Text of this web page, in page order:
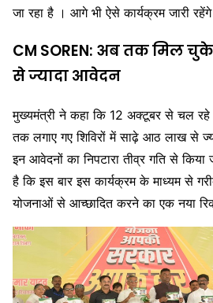
जा रहा है । आगे भी ऐसे कार्यक्रम जारी
CM SOREN: अब तक मिल
से ज्यादा आवेदन
मुख्यमंत्री ने कहा कि 12 अक्टूबर से चल
तक लगाए गए शिविरों में साढ़े आठ लाख से
इन आवेदनों का निपटारा तीव्र गति से किया
है कि इस बार इस कार्यक्रम के माध्यम से
योजनाओं से आच्छादित करने का एक नया